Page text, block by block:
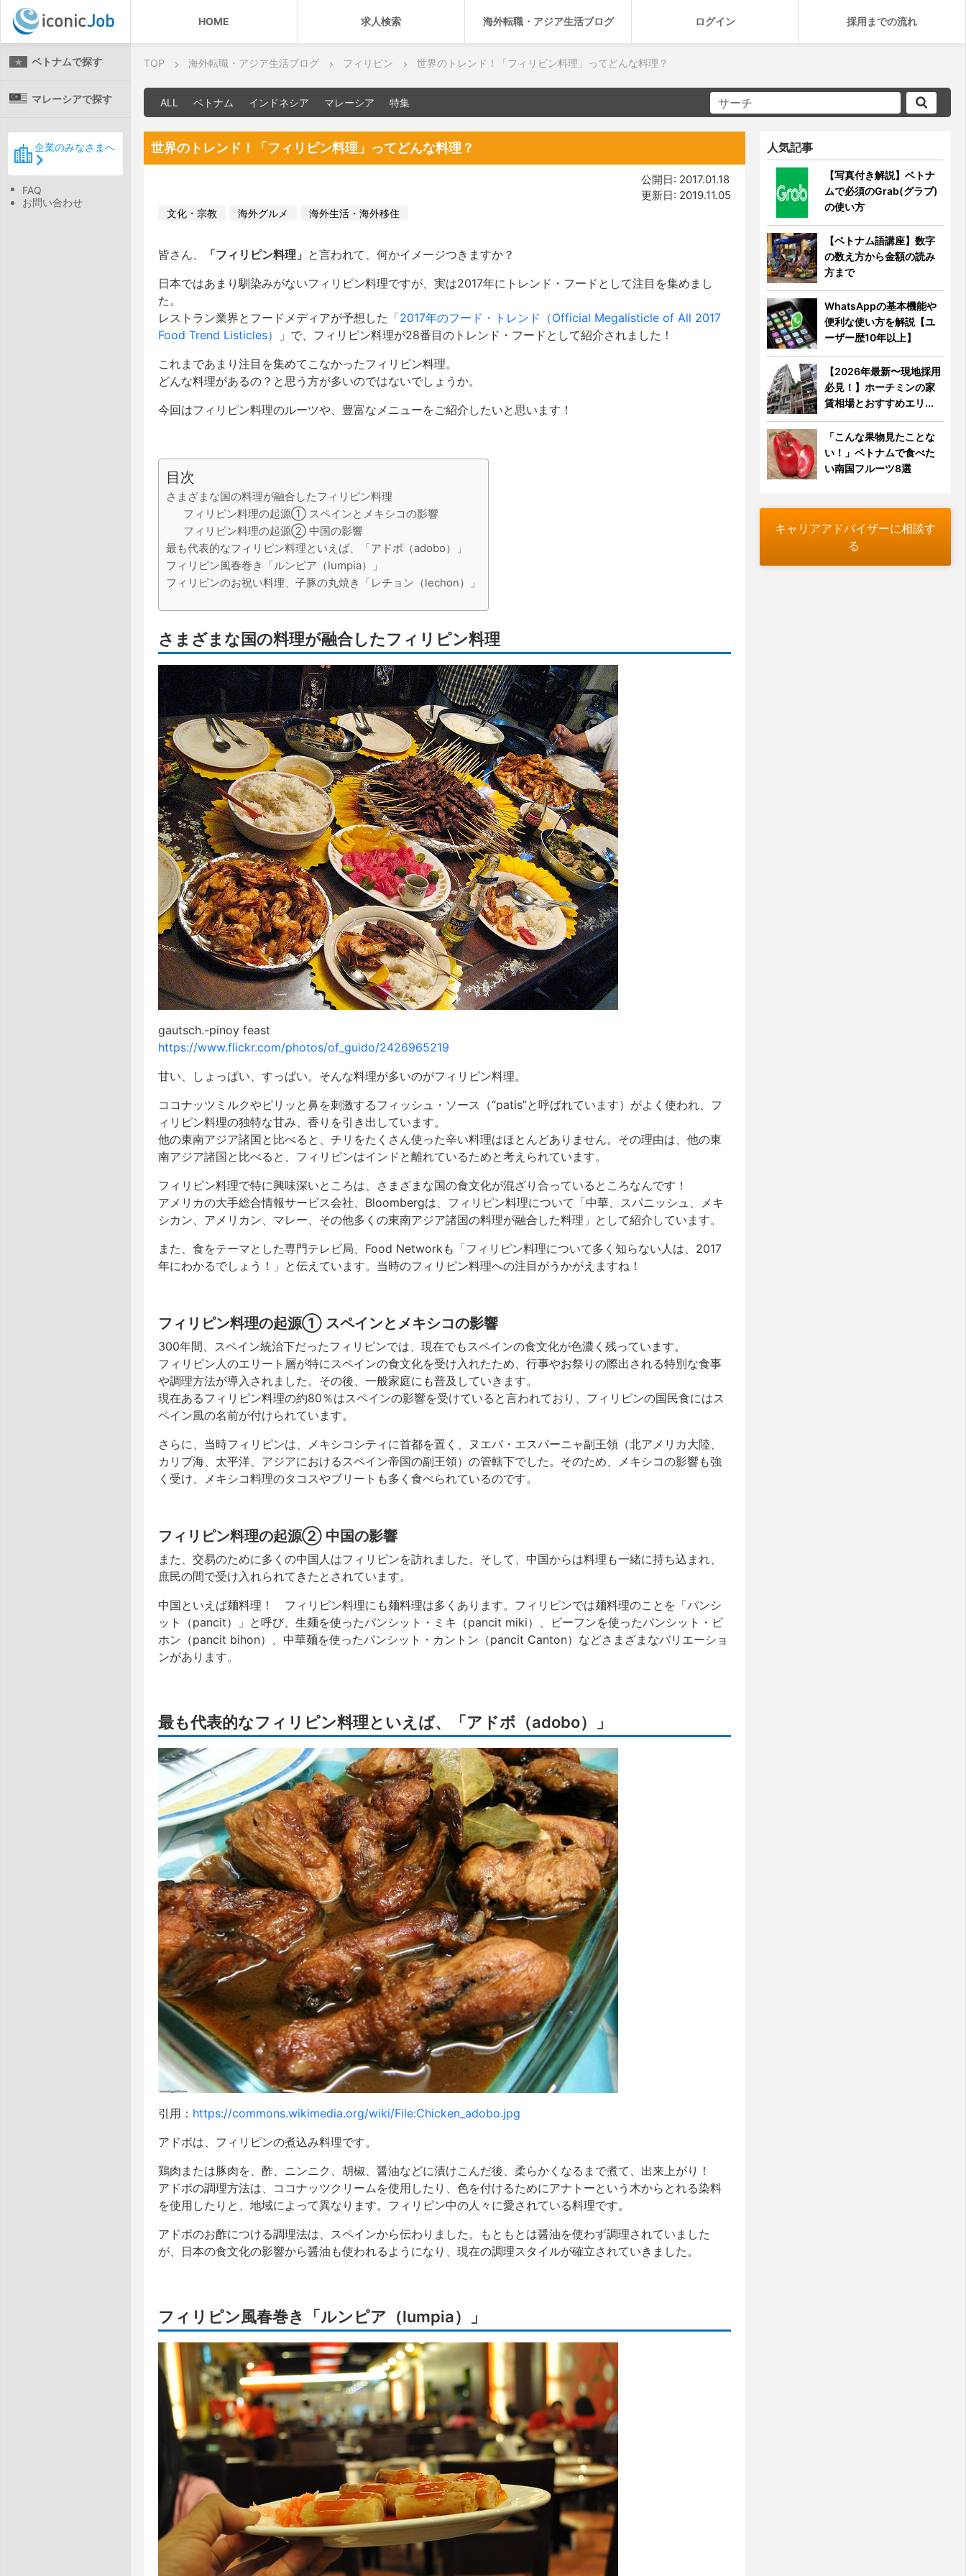
HOME 求人検索 海外転職・アジア生活ブログ ログイン 採用までの流れ
ベトナムで探す
マレーシアで探す
企業のみなさまへ
FAQ
お問い合わせ
TOP 海外転職・アジア生活ブログ フィリピン 世界のトレンド！「フィリピン料理」ってどんな料理？
ALL ベトナム インドネシア マレーシア 特集
世界のトレンド！「フィリピン料理」ってどんな料理？
公開日: 2017.01.18
更新日: 2019.11.05
文化・宗教 海外グルメ 海外生活・海外移住
皆さん、 「フィリピン料理」 と言われて、何かイメージつきますか？
日本ではあまり馴染みがないフィリピン料理ですが、実は2017年にトレンド・フードとして注目を集めまし
た。
レストラン業界とフードメディアが予想した「2017年のフード・トレンド（Official Megalisticle of All 2017
Food Trend Listicles）
」で、フィリピン料理が28番目のトレンド・フードとして紹介されました！
これまであまり注目を集めてこなかったフィリピン料理。
どんな料理があるの？と思う方が多いのではないでしょうか。
今回はフィリピン料理のルーツや、豊富なメニューをご紹介したいと思います！
目次
さまざまな国の料理が融合したフィリピン料理
フィリピン料理の起源① スペインとメキシコの影響
フィリピン料理の起源② 中国の影響
最も代表的なフィリピン料理といえば、「アドボ（adobo）」
フィリピン風春巻き「ルンピア（lumpia）」
フィリピンのお祝い料理、子豚の丸焼き「レチョン（lechon）」
さまざまな国の料理が融合したフィリピン料理
gautsch.-pinoy feast
https://www.flickr.com/photos/of_guido/2426965219
甘い、しょっぱい、すっぱい。そんな料理が多いのがフィリピン料理。
ココナッツミルクやピリッと鼻を刺激するフィッシュ・ソース（“patis”と呼ばれています）がよく使われ、フ
ィリピン料理の独特な甘み、香りを引き出しています。
他の東南アジア諸国と比べると、チリをたくさん使った辛い料理はほとんどありません。その理由は、他の東
南アジア諸国と比べると、フィリピンはインドと離れているためと考えられています。
フィリピン料理で特に興味深いところは、さまざまな国の食文化が混ざり合っているところなんです！
アメリカの大手総合情報サービス会社、Bloombergは、フィリピン料理について「中華、スパニッシュ、メキ
シカン、アメリカン、マレー、その他多くの東南アジア諸国の料理が融合した料理」として紹介しています。
また、食をテーマとした専門テレビ局、Food Networkも「フィリピン料理について多く知らない人は、2017
年にわかるでしょう！」と伝えています。当時のフィリピン料理への注目がうかがえますね！
フィリピン料理の起源① スペインとメキシコの影響
300年間、スペイン統治下だったフィリピンでは、現在でもスペインの食文化が色濃く残っています。
フィリピン人のエリート層が特にスペインの食文化を受け入れたため、行事やお祭りの際出される特別な食事
や調理方法が導入されました。その後、一般家庭にも普及していきます。
現在あるフィリピン料理の約80％はスペインの影響を受けていると言われており、フィリピンの国民食にはス
ペイン風の名前が付けられています。
さらに、当時フィリピンは、メキシコシティに首都を置く、ヌエバ・エスパーニャ副王領（北アメリカ大陸、
カリブ海、太平洋、アジアにおけるスペイン帝国の副王領）の管轄下でした。そのため、メキシコの影響も強
く受け、メキシコ料理のタコスやブリートも多く食べられているのです。
フィリピン料理の起源② 中国の影響
また、交易のために多くの中国人はフィリピンを訪れました。そして、中国からは料理も一緒に持ち込まれ、
庶民の間で受け入れられてきたとされています。
中国といえば麺料理！ フィリピン料理にも麺料理は多くあります。フィリピンでは麺料理のことを「パンシ
ット（pancit）」と呼び、生麺を使ったパンシット・ミキ（pancit miki）、ビーフンを使ったパンシット・ビ
ホン（pancit bihon）、中華麺を使ったパンシット・カントン（pancit Canton）などさまざまなバリエーショ
ンがあります。
最も代表的なフィリピン料理といえば、「アドボ（adobo）」
引用： https://commons.wikimedia.org/wiki/File:Chicken_adobo.jpg
アドボは、フィリピンの煮込み料理です。
鶏肉または豚肉を、酢、ニンニク、胡椒、醤油などに漬けこんだ後、柔らかくなるまで煮て、出来上がり！
アドボの調理方法は、ココナッツクリームを使用したり、色を付けるためにアナトーという木からとれる染料
を使用したりと、地域によって異なります。フィリピン中の人々に愛されている料理です。
アドボのお酢につける調理法は、スペインから伝わりました。もともとは醤油を使わず調理されていました
が、日本の食文化の影響から醤油も使われるようになり、現在の調理スタイルが確立されていきました。
フィリピン風春巻き「ルンピア（lumpia）」
人気記事
【写真付き解説】ベトナ
ムで必須のGrab(グラブ)
の使い方
【ベトナム語講座】数字
の数え方から金額の読み
方まで
WhatsAppの基本機能や
便利な使い方を解説【ユ
ーザー歴10年以上】
【2026年最新〜現地採用
必見！】ホーチミンの家
賃相場とおすすめエリ...
「こんな果物見たことな
い！」ベトナムで食べた
い南国フルーツ8選
キャリアアドバイザーに相談す
る